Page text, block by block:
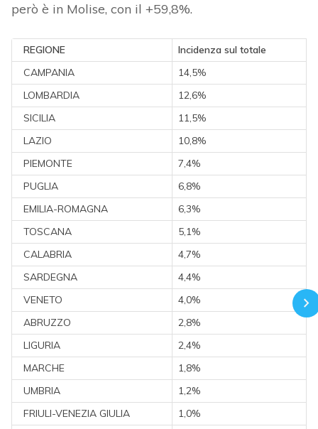
però è in Molise, con il +59,8%.
REGIONE
Incidenza sul totale
CAMPANIA
14,5%
LOMBARDIA
12,6%
SICILIA
11,5%
LAZIO
10,8%
PIEMONTE
7,4%
PUGLIA
6,8%
EMILIA-ROMAGNA
6,3%
TOSCANA
5,1%
CALABRIA
4,7%
SARDEGNA
4,4%
VENETO
4,0%
ABRUZZO
2,8%
LIGURIA
2,4%
MARCHE
1,8%
UMBRIA
1,2%
FRIULI-VENEZIA GIULIA
1,0%